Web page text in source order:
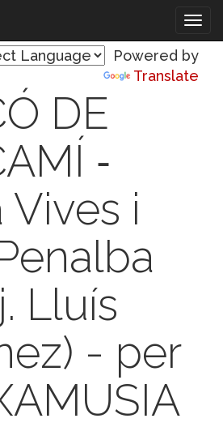
Powered by
Translate
DE
‐
Vives i
Lluís
- per